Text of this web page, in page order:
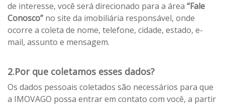
de interesse, você será direcionado para a área “Fale
Conosco” no site da imobiliária responsável, onde
ocorre a coleta de nome, telefone, cidade, estado, e-
mail, assunto e mensagem.
2.Por que coletamos esses dados?
Os dados pessoais coletados são necessários para que
a IMOVAGO possa entrar em contato com você, a partir